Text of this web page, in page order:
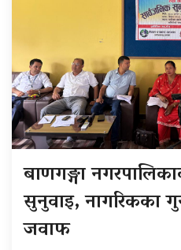
बाणगङ्गा
सुनुवाइ, नागरिकका
जवाफ